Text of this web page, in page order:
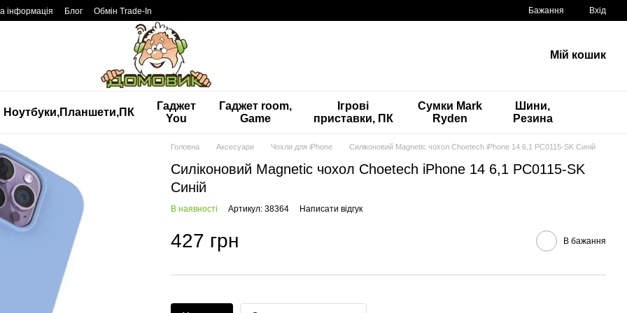
інформація Блог Обмін Trade-In Бажання Вхід
Мій кошик
Ноутбуки,Планшети,ПК
Гаджет
You
Гаджет room,
Game
Ігрові
приставки, ПК
Сумки Mark
Ryden
Шини,
Резина
Головна Аксесуари Чохли для iPhone Силіконовий Magnetic чохол Choetech iPhone 14 6,1 PC0115-SK Синій
Силіконовий Magnetic чохол Choetech iPhone 14 6,1 PC0115-SK
Синій
В наявності Артикул: 38364 Написати відгук
427 грн В бажання